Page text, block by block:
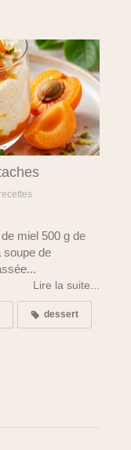
miel 500 g de
soupe de
Lire la suite...
dessert